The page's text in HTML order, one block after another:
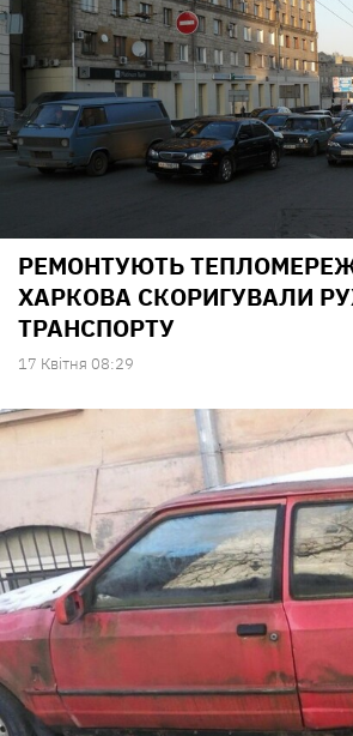
РЕМОНТУЮТЬ
ХАРКОВА СКОРИГУВАЛИ
ТРАНСПОРТУ
17 Квiтня 08:29